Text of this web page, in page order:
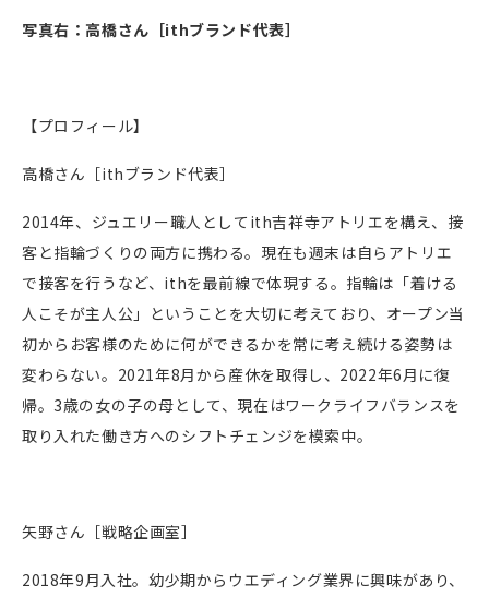
写真右：高橋さん［ithブランド代表］
【プロフィール】
高橋さん［ithブランド代表］
2014年、ジュエリー職人としてith吉祥寺アトリエを構え、接
客と指輪づくりの両方に携わる。現在も週末は自らアトリエ
で接客を行うなど、ithを最前線で体現する。指輪は「着ける
人こそが主人公」ということを大切に考えており、オープン当
初からお客様のために何ができるかを常に考え続ける姿勢は
変わらない。 2021年8月から産休を取得し、2022年6月に復
帰。 3歳の女の子の母として、現在はワークライフバランスを
取り入れた働き方へのシフトチェンジを模索中。
矢野さん［戦略企画室］
2018年9月入社。幼少期からウエディング業界に興味があり、